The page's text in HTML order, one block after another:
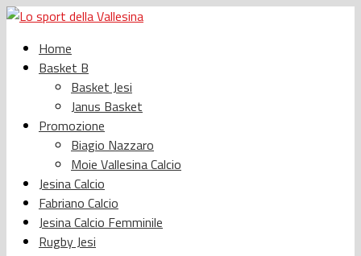
Home
Basket B
Basket Jesi
Janus Basket
Promozione
Biagio Nazzaro
Moie Vallesina Calcio
Jesina Calcio
Fabriano Calcio
Jesina Calcio Femminile
Rugby Jesi